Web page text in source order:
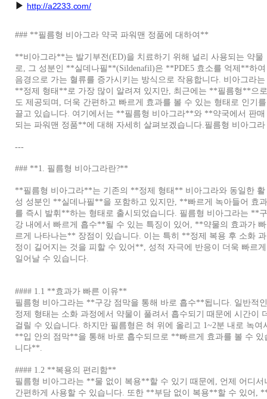
▶ http://a2233.com/
### **필름형 비아그라 약국 파워맨 정품에 대하여**
**비아그라**는 발기부전(ED)을 치료하기 위해 널리 사용되는 약물
로, 그 성분인 **실데나필**(Sildenafil)은 **PDE5 효소를 억제**하여
음경으로 가는 혈류를 증가시키는 방식으로 작용합니다. 비아그라는
**정제 형태**로 가장 많이 알려져 있지만, 최근에는 **필름형**으
도 제공되며, 더욱 간편하고 빠르게 효과를 볼 수 있는 형태로 인기를
끌고 있습니다. 여기에서는 **필름형 비아그라**와 **약국에서 판매
되는 파워맨 정품**에 대해 자세히 살펴보겠습니다.필름형 비아그라
---
### **1. 필름형 비아그라란?**
**필름형 비아그라**는 기존의 **정제 형태** 비아그라와 동일한 활
성 성분인 **실데나필**을 포함하고 있지만, **빠르게 녹아들어 효
를 즉시 발휘**하는 형태로 출시되었습니다. 필름형 비아그라는 **
강 내에서 빠르게 흡수**될 수 있는 특징이 있어, **약물의 효과가 빠
르게 나타나는** 장점이 있습니다. 이는 특히 **정제 복용 후 소화 과
정이 길어지는 것을 피할 수 있어**, 성적 자극에 반응이 더욱 빠르게
일어날 수 있습니다.
#### 1.1 **효과가 빠른 이유**
필름형 비아그라는 **구강 점막을 통해 바로 흡수**됩니다. 일반적
정제 형태는 소화 과정에서 약물이 풀려서 흡수되기 때문에 시간이
걸릴 수 있습니다. 하지만 필름형은 혀 위에 올리고 1~2분 내로 녹여
**입 안의 점막**을 통해 바로 흡수되므로 **빠르게 효과를 볼 수 있
니다**.
#### 1.2 **복용의 편리함**
필름형 비아그라는 **물 없이 복용**할 수 있기 때문에, 언제 어디서
간편하게 사용할 수 있습니다. 또한 **부담 없이 복용**할 수 있어,